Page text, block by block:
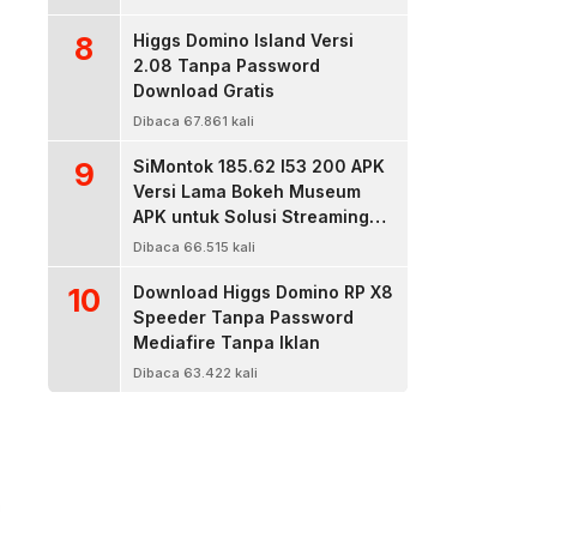
8
Higgs Domino Island Versi
2.08 Tanpa Password
Download Gratis
Dibaca 67.861 kali
9
SiMontok 185.62 l53 200 APK
Versi Lama Bokeh Museum
APK untuk Solusi Streaming
Video Bokeh Tanpa Batas
Dibaca 66.515 kali
10
Download Higgs Domino RP X8
Speeder Tanpa Password
Mediafire Tanpa Iklan
Dibaca 63.422 kali